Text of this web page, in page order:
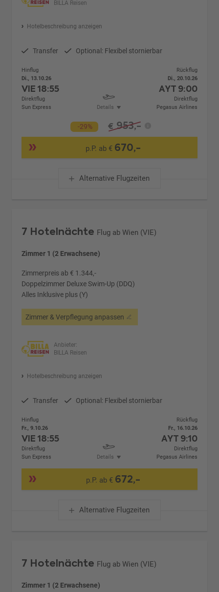
BILLA Reisen
Hotelbeschreibung anzeigen
Transfer Optional: Flexibel stornierbar
Hinflug
Di., 13.10.26
VIE18:55
Direktflug
Sun Express
Details
Rückflug
Di., 20.10.26
AYT 9:00
Direktflug
Pegasus Airlines
-29% € 953,-
p.P. ab € 670,-
Alternative Flugzeiten
7 Hotelnächte Flug ab Wien (VIE)
Zimmer 1 (2 Erwachsene)
Zimmerpreis ab € 1.344,-
Doppelzimmer Deluxe Swim-Up (DDQ)
Alles Inklusive plus (Y)
Zimmer & Verpflegung anpassen
Anbieter:
BILLA Reisen
Hotelbeschreibung anzeigen
Transfer Optional: Flexibel stornierbar
Hinflug
Fr., 9.10.26
VIE18:55
Direktflug
Sun Express
Details
Rückflug
Fr., 16.10.26
AYT 9:10
Direktflug
Pegasus Airlines
p.P. ab € 672,-
Alternative Flugzeiten
7 Hotelnächte Flug ab Wien (VIE)
Zimmer 1 (2 Erwachsene)